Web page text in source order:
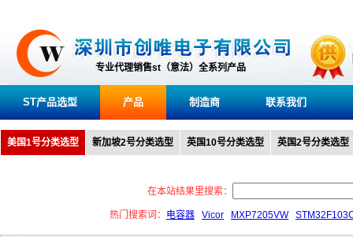
专业代理销售st（意法）全系列产品
ST产品选型 产品 制造商 联系我们
美国1号分类选型 新加坡2号分类选型 英国10号分类选型 英国2号分类选型
在本站结果里搜索：
热门搜索词： 电容器 Vicor MXP7205VW